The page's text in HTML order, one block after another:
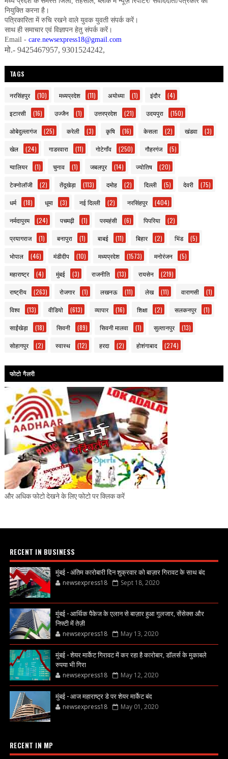
नियुक्ति करना है।
पत्रिकारिता में रुचि रखने वाले युवक युवती संपर्क करें।
साथ ही समाचार एवं विज्ञापन हेतु संपर्क करें।
Email - care.newsexpress18@gmail.com
मो.- 9425467957, 9301524242,
TAGS
नरसिंहपुर (10) मध्यप्रदेश (11) अयोध्या (1) इंदौर (4)
इटारसी (16) उज्जैन (1) उत्तरप्रदेश (21) उदयपुरा (150)
ओबेदुल्लागंज (25) करेली (3) कृषि (16) केसला (2) खंडवा (3)
खेल (24) गाडरवारा (11) गोटेगाँव (250) गौहरगंज (5)
ग्वालियर (1) चुनाव (1) जबलपुर (14) ज्योतिष (20)
टेक्नोलॉजी (2) तेंदूखेड़ा (113) दमोह (2) दिल्ली (5) देवरी (75)
धर्म (18) धूमा (3) नई दिल्ली (2) नरसिंहपुर (404)
नर्मदापुरम (24) पचमढ़ी (1) परमहंसी (6) पिपरिया (2)
प्रयागराज (1) बनापुरा (1) बाबई (11) बिहार (2) भिंड (5)
भोपाल (46) मंडीदीप (10) मध्यप्रदेश (1573) मनोरंजन (5)
महाराष्ट्र (4) मुंबई (3) राजनीति (13) रायसेन (219)
राष्ट्रीय (263) रोजगार (1) लखनऊ (11) लेख (11) वाराणसी (1)
विश्व (13) वीडियो (613) व्यापार (16) शिक्षा (2) सलकनपुर (1)
साईंखेड़ा (18) सिवनी (89) सिवनी मालवा (1) सुल्तानपुर (13)
सोहागपुर (2) स्वास्थ (12) हरदा (2) होशंगाबाद (274)
फोटो गैलरी
और अधिक फोटो देखने के लिए फोटो पर क्लिक करें
RECENT IN BUSINESS
मुंबई - अंतिम कारोबारी दिन शुक्रवार को बाज़ार गिरावट के साथ बंद
newsexpress18 Sept 18, 2020
मुंबई - आर्थिक पैकेज के एलान से बाज़ार हुआ गुलजार, सेंसेक्स और
निफ्टी में तेज़ी
newsexpress18 May 13, 2020
मुंबई - शेयर मार्केट गिरावट में कर रहा है कारोबार, डॉलर्स के मुकाबले
रुपया भी गिरा
newsexpress18 May 12, 2020
मुंबई - आज महाराष्ट्र डे पर शेयर मार्केट बंद
newsexpress18 May 01, 2020
RECENT IN MP